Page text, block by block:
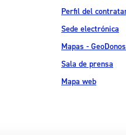
Perfil del
Sede electrónica
Mapas -
Sala de prensa
Mapa web